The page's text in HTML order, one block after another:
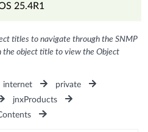
25.4R1
titles to navigate through the SNMP
the object title to view the Object
internet
private
jnxProducts